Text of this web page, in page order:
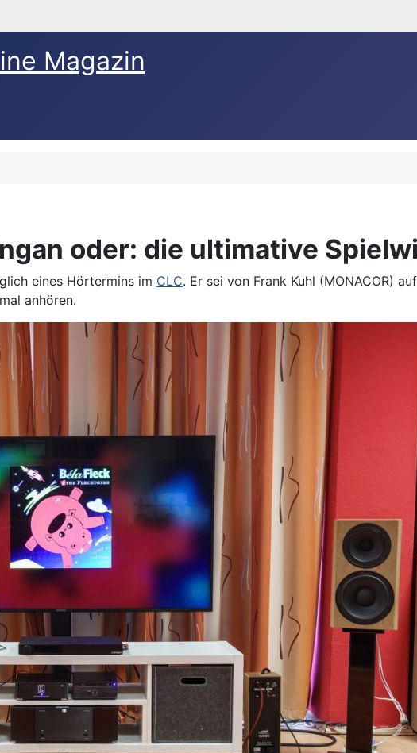
Magazin
oder: die ultimative
eines Hörtermins im CLC. Er sei von Frank Kuhl (MONACOR)
anhören.